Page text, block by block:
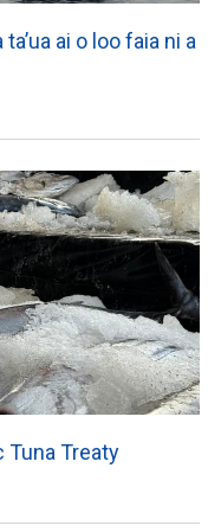
ai o loo faia ni a
Tuna Treaty